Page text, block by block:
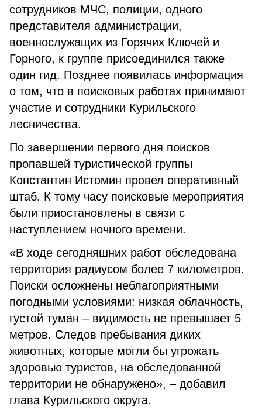
сотрудников МЧС, полиции, одного
представителя администрации,
военнослужащих из Горячих Ключей и
Горного, к группе присоединился также
один гид. Позднее появилась информация
о том, что в поисковых работах принимают
участие и сотрудники Курильского
лесничества.
По завершении первого дня поисков
пропавшей туристической группы
Константин Истомин провел оперативный
штаб. К тому часу поисковые мероприятия
были приостановлены в связи с
наступлением ночного времени.
«В ходе сегодняшних работ обследована
территория радиусом более 7 километров.
Поиски осложнены неблагоприятными
погодными условиями: низкая облачность,
густой туман – видимость не превышает 5
метров. Следов пребывания диких
животных, которые могли бы угрожать
здоровью туристов, на обследованной
территории не обнаружено», – добавил
глава Курильского округа.